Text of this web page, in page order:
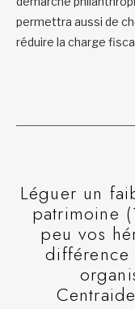
permettra aussi de
réduire la charge
Léguer un
patrimoine
peu vos